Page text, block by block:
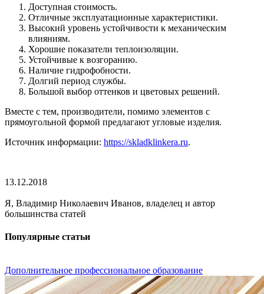
Доступная стоимость.
Отличные эксплуатационные характеристики.
Высокий уровень устойчивости к механическим
влияниям.
Хорошие показатели теплоизоляции.
Устойчивые к возгоранию.
Наличие гидрофобности.
Долгий период службы.
Большой выбор оттенков и цветовых решений.
Вместе с тем, производители, помимо элементов с
прямоугольной формой предлагают угловые изделия.
Источник информации: https://skladklinkera.ru.
13.12.2018
Я, Владимир Николаевич Иванов, владелец и автор
большинства статей
Популярные статьи
Дополнительное профессиональное образование